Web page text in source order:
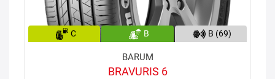
C B B (69)
BARUM
BRAVURIS 6